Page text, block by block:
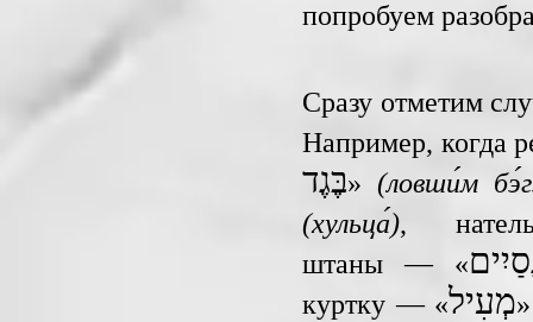
попробуем
Сразу отметим
Например, когда
בֶּגֶד» (ловши́м
(хульца́),
штаны — «
куртку — «מְעִיל»